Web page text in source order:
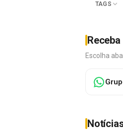
TAGS
Escolha